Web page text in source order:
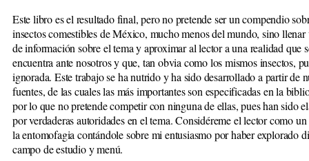
Este libro es el resultado final, pero no pretende ser un compendio
insectos comestibles de México, mucho menos del mundo, sino
de información sobre el tema y aproximar al lector a una realidad que
encuentra ante nosotros y que, tan obvia como los mismos insectos,
ignorada. Este trabajo se ha nutrido y ha sido desarrollado a partir de
fuentes, de las cuales las más importantes son especificadas en la
por lo que no pretende competir con ninguna de ellas, pues han sido
por verdaderas autoridades en el tema. Considéreme el lector como
la entomofagia contándole sobre mi entusiasmo por haber explorado
campo de estudio y menú.